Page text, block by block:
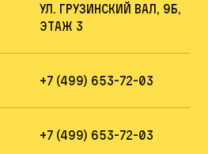
ул. Грузинский Вал, 9Б,
этаж 3
+7 (499) 653-72-03
+7 (499) 653-72-03